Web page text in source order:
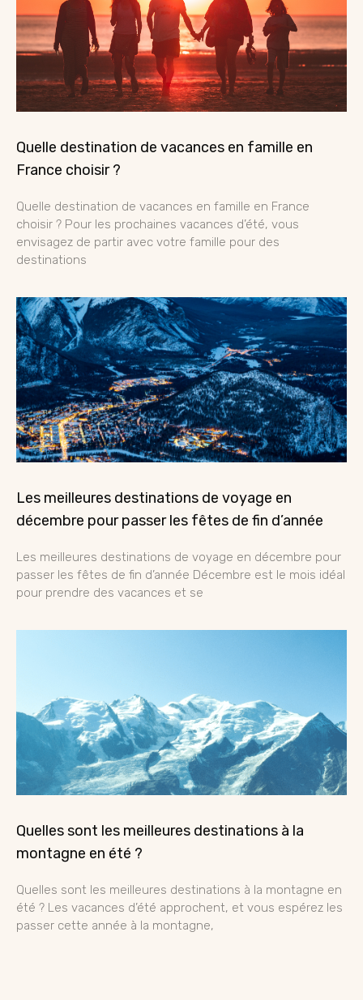
Quelle destination de vacances en famille en
France choisir ?
Quelle destination de vacances en famille en France
choisir ? Pour les prochaines vacances d’été, vous
envisagez de partir avec votre famille pour des
destinations
Les meilleures destinations de voyage en
décembre pour passer les fêtes de fin d’année
Les meilleures destinations de voyage en décembre pour
passer les fêtes de fin d’année Décembre est le mois idéal
pour prendre des vacances et se
Quelles sont les meilleures destinations à la
montagne en été ?
Quelles sont les meilleures destinations à la montagne en
été ? Les vacances d’été approchent, et vous espérez les
passer cette année à la montagne,